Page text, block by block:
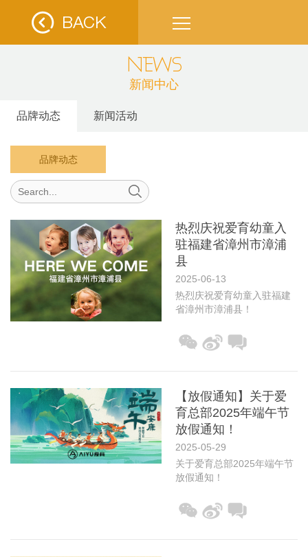
NEWS
新闻中心
品牌动态 新闻活动
品牌动态
热烈庆祝爱育幼童入
驻福建省漳州市漳浦
县
2025-06-13
热烈庆祝爱育幼童入驻福建
省漳州市漳浦县！
【放假通知】关于爱
育总部2025年端午节
放假通知！
2025-05-29
关于爱育总部2025年端午节
放假通知！